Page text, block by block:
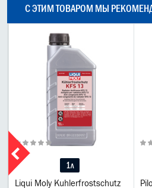
С ЭТИМ ТОВАРОМ МЫ
1л
Liqui Moly Kuhlerfrostschutz